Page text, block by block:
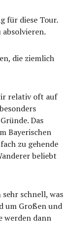
für diese Tour.
die ziemlich
relativ oft auf
Das
Bayerischen
zu gehende
beliebt
schnell, was
um Großen und
werden dann